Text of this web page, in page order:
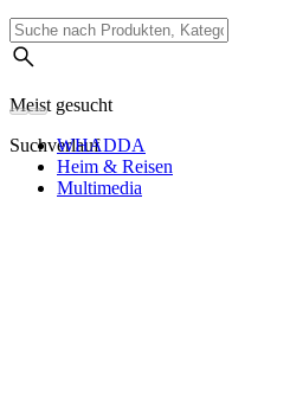
Meist gesucht
SuchverlaufWHADDA
Heim & Reisen
Multimedia